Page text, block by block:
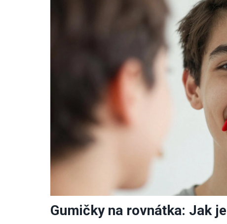
Gumičky na rovnátka: Jak